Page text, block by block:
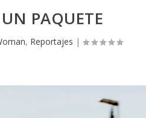
PAQUETE
, Reportajes |